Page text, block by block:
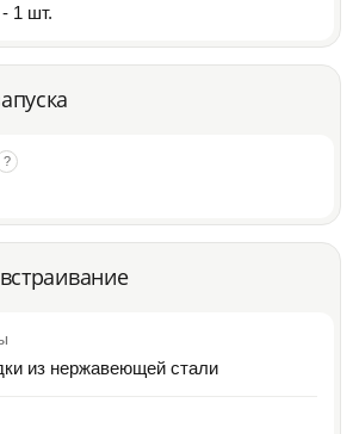
1 шт.
?
из нержавеющей стали